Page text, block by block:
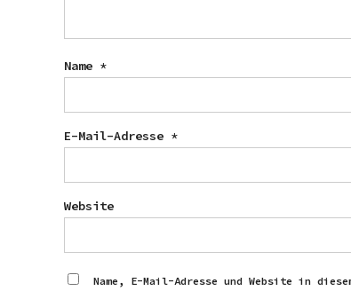
Name *
E-Mail-Adresse *
Website
Name, E-Mail-Adresse und Website in